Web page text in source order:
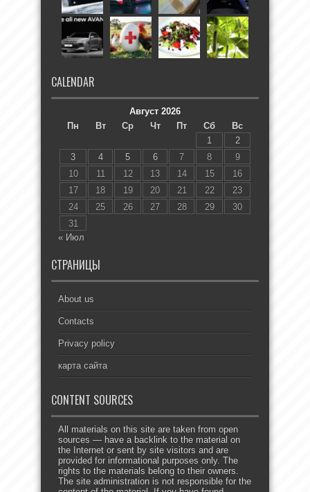
CALENDAR
Август 2026
Пн
Вт Ср Чт Пт Сб
Вс
1
2
3
4 5 6 7 8
9
10
11 12 13 14 15
16
17
18 19 20 21 22
23
24
25 26 27 28 29
30
31
« Июл
СТРАНИЦЫ
About us
Contacts
Privacy policy
карта сайта
CONTENT SOURCES
All materials on this site are taken from open
sources — have a backlink to the material on
the Internet or sent by site visitors and are
provided for informational purposes only. The
rights to the materials belong to their owners.
The site administration is not responsible for the